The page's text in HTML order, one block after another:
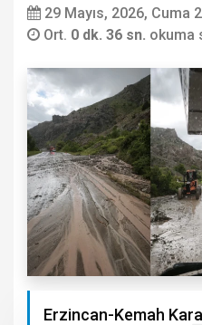
29 Mayıs, 2026, Cuma
Ort. 0 dk. 36 sn. okuma
Erzincan-Kemah